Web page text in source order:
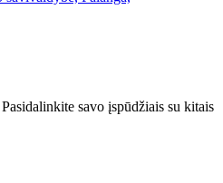
savo įspūdžiais su kitais